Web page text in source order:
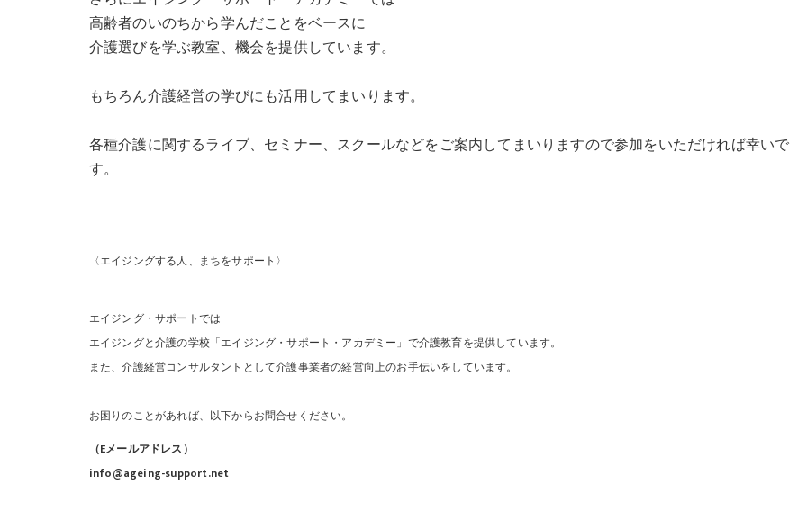
高齢者のいのちから学んだことをベースに
介護選びを学ぶ教室、機会を提供しています。
もちろん介護経営の学びにも活用してまいります。
各種介護に関するライブ、セミナー、スクールなどをご案内してまいりますので参加をいただければ幸いで
す。
〈エイジングする人、まちをサポート〉
エイジング・サポートでは
エイジングと介護の学校「エイジング・サポート・アカデミー」で介護教育を提供しています。
また、介護経営コンサルタントとして介護事業者の経営向上のお手伝いをしています。
お困りのことがあれば、以下からお問合せください。
（Eメールアドレス）
info@ageing-support.net